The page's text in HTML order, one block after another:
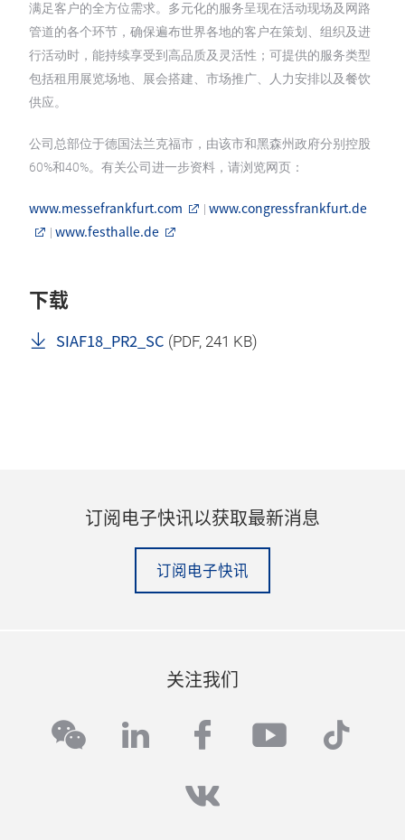
满足客户的全方位需求。多元化的服务呈现在活动现场及网路
管道的各个环节，确保遍布世界各地的客户在策划、组织及进
行活动时，能持续享受到高品质及灵活性；可提供的服务类型
包括租用展览场地、展会搭建、市场推广、人力安排以及餐饮
供应。
公司总部位于德国法兰克福市，由该市和黑森州政府分别控股
60%和40%。有关公司进一步资料，请浏览网页：
www.messefrankfurt.com | www.congressfrankfurt.de
| www.festhalle.de
下载
SIAF18_PR2_SC (PDF, 241 KB)
订阅电子快讯以获取最新消息
订阅电子快讯
关注我们
wechatlinkedinfacebook
youtube
vk